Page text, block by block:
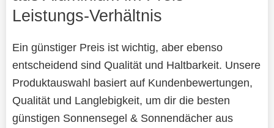
Leistungs-Verhältnis
Ein günstiger Preis ist wichtig, aber ebenso
entscheidend sind Qualität und Haltbarkeit. Unsere
Produktauswahl basiert auf Kundenbewertungen,
Qualität und Langlebigkeit, um dir die besten
günstigen Sonnensegel & Sonnendächer aus